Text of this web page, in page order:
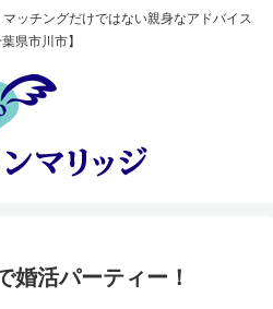
ッチングだけではない親身なアドバイス
葉県市川市】
婚活パーティー！